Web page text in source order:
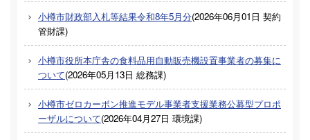
小樽市財政部入札等結果令和8年5月分(2026年06月01日 契約
管財課)
小樽市役所本庁舎の食料品用自動販売機設置事業者の募集に
ついて(2026年05月13日 総務課)
小樽市ゼロカーボン推進モデル事業者支援業務公募型プロポ
ーザルについて(2026年04月27日 環境課)